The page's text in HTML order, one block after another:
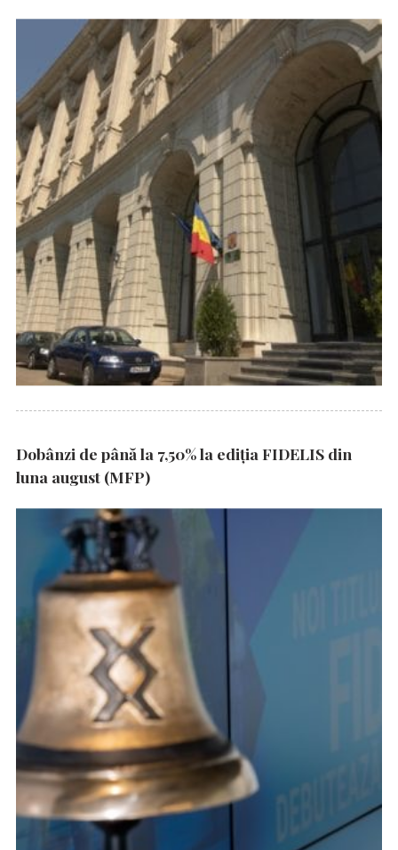
Dobânzi de până la 7,50% la ediția FIDELIS din
luna august (MFP)